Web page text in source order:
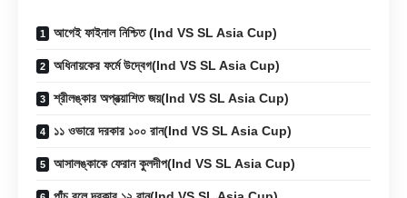
আগেই ফাইনাল নিশ্চিত (Ind VS SL Asia Cup)
অধিনায়কের ফর্মে উদ্বেগ(Ind VS SL Asia Cup)
শ্রীলঙ্কার অপ্রত্য়াশিত জয়(Ind VS SL Asia Cup)
১১ ওভারে দরকার ১০০ রান(Ind VS SL Asia Cup)
আসালঙ্কাকে ফেরান কুলদীপ(Ind VS SL Asia Cup)